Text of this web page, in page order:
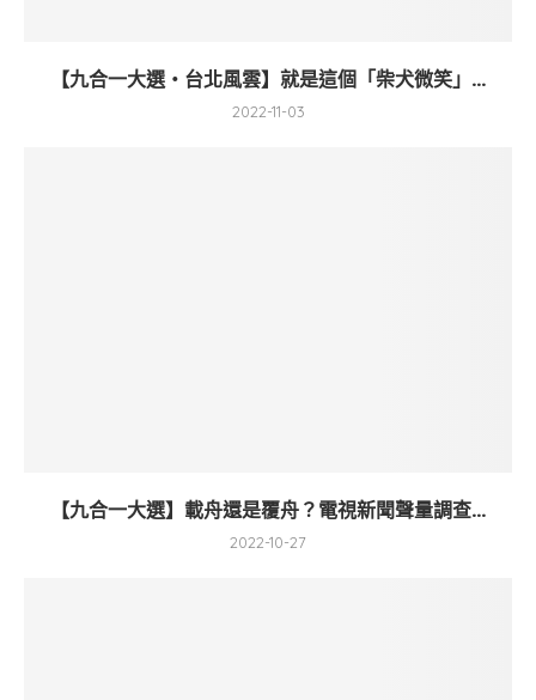
【九合一大選・台北風雲】就是這個「柴犬微笑」...
2022-11-03
【九合一大選】載舟還是覆舟？電視新聞聲量調查...
2022-10-27